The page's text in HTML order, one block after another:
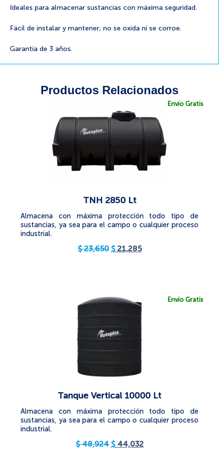
Ideales para almacenar sustancias con máxima seguridad.
Fácil de instalar y mantener, no se oxida ni se corroe.
Garantía de 3 años.
Productos Relacionados
Envío Gratis
TNH 2850 Lt
Almacena con máxima protección todo tipo de
sustancias, ya sea para el campo o cualquier proceso
industrial.
$23,650 $ 21,285
Envío Gratis
Tanque Vertical 10000 Lt
Almacena con máxima protección todo tipo de
sustancias, ya sea para el campo o cualquier proceso
industrial.
$48,924 $ 44,032